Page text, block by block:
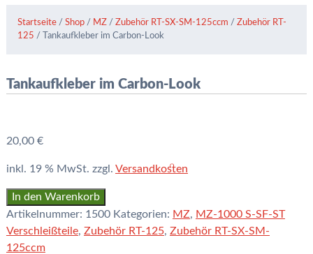
Startseite /Shop / MZ /Zubehör RT-SX-SM-125ccm /Zubehör RT-
125 / Tankaufkleber im Carbon-Look
Tankaufkleber im Carbon-Look
20,00 €
inkl. 19 % MwSt. zzgl. Versandkosten
Tankaufkleber
im
Carbon-
Look
In den Warenkorb
Artikelnummer: 1500 Kategorien: MZ, MZ-1000 S-SF-ST
Verschleißteile, Zubehör RT-125, Zubehör RT-SX-SM-
125ccm